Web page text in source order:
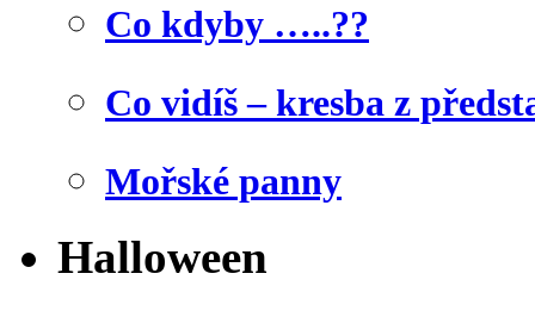
Co kdyby …..??
Co vidíš – kresba z
Mořské panny
Halloween